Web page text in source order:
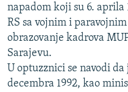
VIŠE OD NASLOVA
GENOCID U SREBRENICI
POPLAVE I KLIZIŠTA U BIH 2024.
TV LIBERTY
PRATITE NAS
Sve RFE/RL stranice
napadom koji su 6. aprila
RS sa vojnim i
obrazovanje kadrova
Sarajevu.
U optuzznici se navodi
decembra 1992, kao